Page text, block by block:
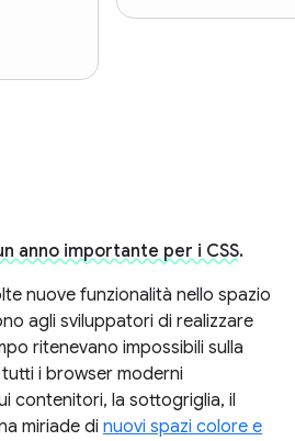
anno importante per i CSS.
nuove funzionalità nello spazio
agli sviluppatori di realizzare
ritenevano impossibili sulla
i browser moderni
contenitori, la sottogriglia, il
miriade di nuovi spazi colore e